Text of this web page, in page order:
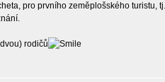
pro prvního zeměplošského
rodičů